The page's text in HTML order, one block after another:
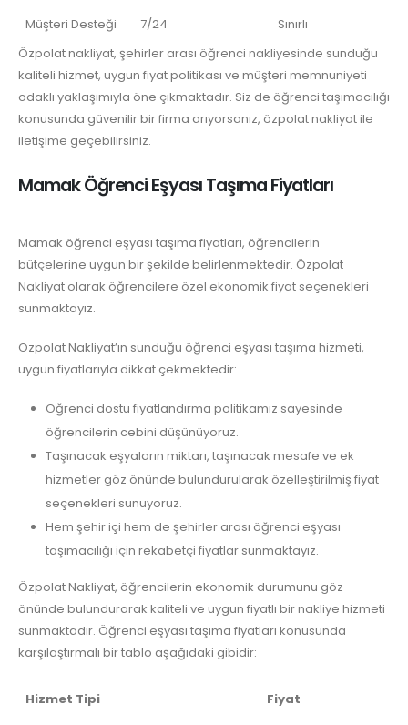
Müşteri Desteği 7/24
Sınırlı
Özpolat nakliyat, şehirler arası öğrenci nakliyesinde sunduğu
kaliteli hizmet, uygun fiyat politikası ve müşteri memnuniyeti
odaklı yaklaşımıyla öne çıkmaktadır. Siz de öğrenci taşımacılığı
konusunda güvenilir bir firma arıyorsanız, özpolat nakliyat ile
iletişime geçebilirsiniz.
Mamak Öğrenci Eşyası Taşıma Fiyatları
Mamak öğrenci eşyası taşıma fiyatları, öğrencilerin
bütçelerine uygun bir şekilde belirlenmektedir. Özpolat
Nakliyat olarak öğrencilere özel ekonomik fiyat seçenekleri
sunmaktayız.
Özpolat Nakliyat’ın sunduğu öğrenci eşyası taşıma hizmeti,
uygun fiyatlarıyla dikkat çekmektedir:
Öğrenci dostu fiyatlandırma politikamız sayesinde
öğrencilerin cebini düşünüyoruz.
Taşınacak eşyaların miktarı, taşınacak mesafe ve ek
hizmetler göz önünde bulundurularak özelleştirilmiş fiyat
seçenekleri sunuyoruz.
Hem şehir içi hem de şehirler arası öğrenci eşyası
taşımacılığı için rekabetçi fiyatlar sunmaktayız.
Özpolat Nakliyat, öğrencilerin ekonomik durumunu göz
önünde bulundurarak kaliteli ve uygun fiyatlı bir nakliye hizmeti
sunmaktadır. Öğrenci eşyası taşıma fiyatları konusunda
karşılaştırmalı bir tablo aşağıdaki gibidir:
Hizmet Tipi Fiyat